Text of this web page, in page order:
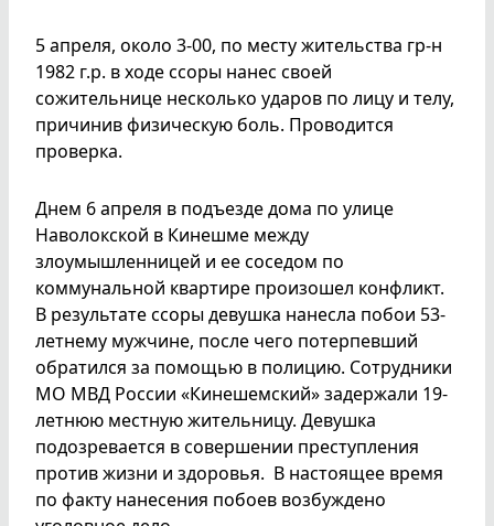
5 апреля, около 3-00, по месту жительства гр-н
1982 г.р. в ходе ссоры нанес своей
сожительнице несколько ударов по лицу и телу,
причинив физическую боль. Проводится
проверка.
Днем 6 апреля в подъезде дома по улице
Наволокской в Кинешме между
злоумышленницей и ее соседом по
коммунальной квартире произошел конфликт.
В результате ссоры девушка нанесла побои 53-
летнему мужчине, после чего потерпевший
обратился за помощью в полицию. Сотрудники
МО МВД России «Кинешемский» задержали 19-
летнюю местную жительницу. Девушка
подозревается в совершении преступления
против жизни и здоровья. В настоящее время
по факту нанесения побоев возбуждено